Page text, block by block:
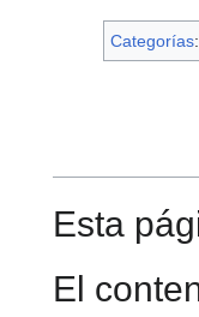
Categorías:
Esta
El